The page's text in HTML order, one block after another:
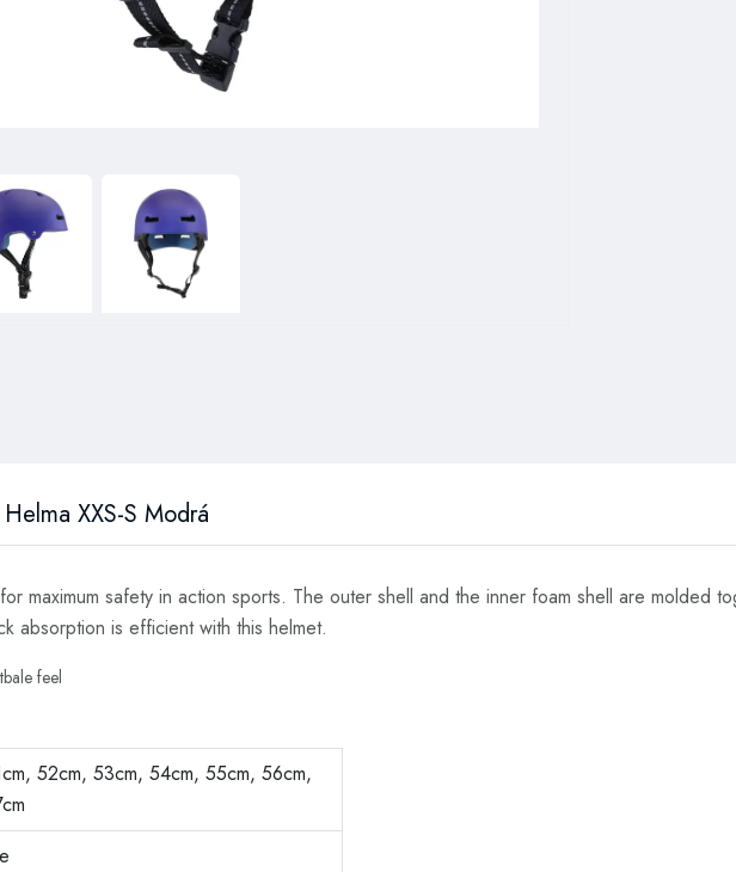
XXS-S Modrá
maximum safety in action sports. The outer shell and the inner foam shell are molded
absorption is efficient with this helmet.
feel
52cm, 53cm, 54cm, 55cm, 56cm,